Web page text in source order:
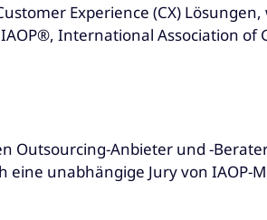
Experience (CX)
International Association of
Outsourcing-Anbieter und -
unabhängige Jury von IAOP-